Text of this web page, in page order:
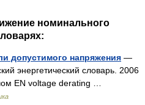
номинального
допустимого напряжения —
энергетический словарь. 2006
EN voltage derating …